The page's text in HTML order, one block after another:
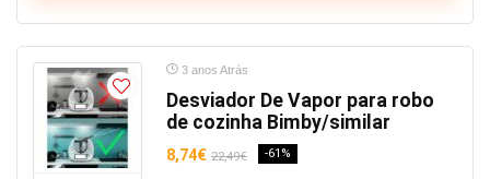
3 anos Atrás
Desviador De Vapor para robo
de cozinha Bimby/similar
8,74€ 22,49€ -61%